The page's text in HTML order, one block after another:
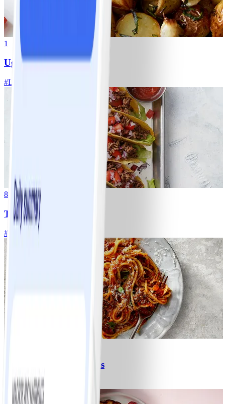
1
Ugnsrostad potatis
#Lätt
8
Tacos
# Lätt15 MIN
Spagetti med köttfärssås
Lätt10 MIN